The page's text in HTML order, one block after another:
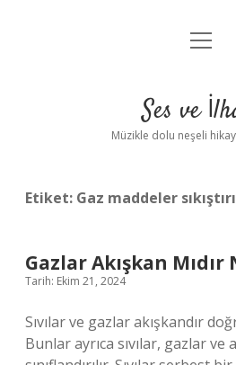
Anasayfa
Yasal
menüyü
Ses ve
Müzikle dolu neşeli
Etiket: Gaz maddeler
Gazlar Akışkan Mıdır
Tarih: Ekim 21, 2024
Sıvılar ve gazlar akışkandır
Bunlar ayrıca sıvılar, gazlar ve